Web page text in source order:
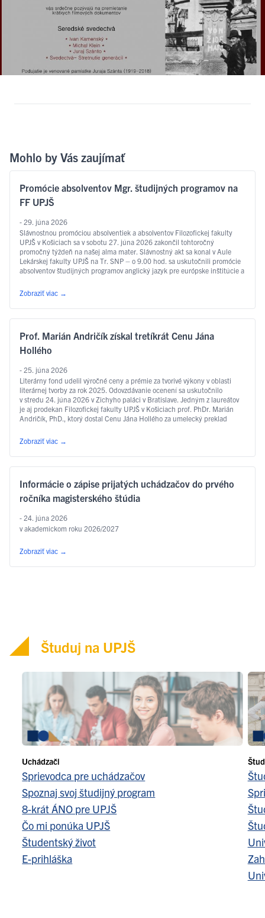
Mohlo by Vás zaujímať
Promócie absolventov Mgr. študijných programov na
FF UPJŠ
- 29. júna 2026
Slávnostnou promóciou absolventiek a absolventov Filozofickej fakulty
UPJŠ v Košiciach sa v sobotu 27. júna 2026 zakončil tohtoročný
promočný týždeň na našej alma mater. Slávnostný akt sa konal v Aule
Lekárskej fakulty UPJŠ na Tr. SNP – o 9.00 hod. sa uskutočnili promócie
absolventov študijných programov anglický jazyk pre európske inštitúcie a
Čítať ďalej
Zobraziť viac →
Prof. Marián Andričík získal tretíkrát Cenu Jána
Hollého
- 25. júna 2026
Literárny fond udelil výročné ceny a prémie za tvorivé výkony v oblasti
literárnej tvorby za rok 2025. Odovzdávanie ocenení sa uskutočnilo
v stredu 24. júna 2026 v Zichyho paláci v Bratislave. Jedným z laureátov
je aj prodekan Filozofickej fakulty UPJŠ v Košiciach prof. PhDr. Marián
Andričík, PhD., ktorý dostal Cenu Jána Hollého za umelecký preklad
Zobraziť viac
→
Informácie o zápise prijatých uchádzačov do prvého
ročníka magisterského štúdia
- 24. júna 2026
v akademickom roku 2026/2027
Zobraziť viac →
Študuj na UPJŠ
Uchádzači
Sprievodca pre uchádzačov
Spoznaj svoj študijný program
8-krát ÁNO pre UPJŠ
Čo mi ponúka UPJŠ
Študentský život
E-prihláška